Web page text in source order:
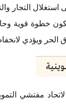
التجار
يكون خطوة قوية
الحر ويؤدي
مفتشي